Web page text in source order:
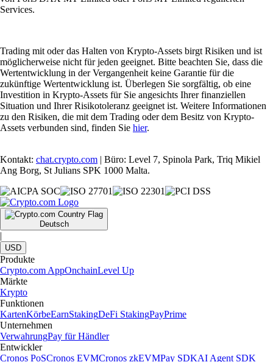
Services.
Trading mit oder das Halten von Krypto-Assets birgt Risiken und ist
möglicherweise nicht für jeden geeignet. Bitte beachten Sie, dass die
Wertentwicklung in der Vergangenheit keine Garantie für die
zukünftige Wertentwicklung ist. Überlegen Sie sorgfältig, ob eine
Investition in Krypto-Assets für Sie angesichts Ihrer finanziellen
Situation und Ihrer Risikotoleranz geeignet ist. Weitere Informationen
zu den Risiken, die mit dem Trading oder dem Besitz von Krypto-
Assets verbunden sind, finden Sie hier.
Kontakt: chat.crypto.com | Büro: Level 7, Spinola Park, Triq Mikiel
Ang Borg, St Julians SPK 1000 Malta.
Deutsch
|
USD
Produkte
Crypto.com AppOnchainLevel Up
Märkte
Krypto
Funktionen
KartenKörbeEarnStakingDeFi StakingPayPrime
Unternehmen
VerwahrungPay für Händler
Entwickler
Cronos PoSCronos EVMCronos zkEVMPay SDKAI Agent SDK